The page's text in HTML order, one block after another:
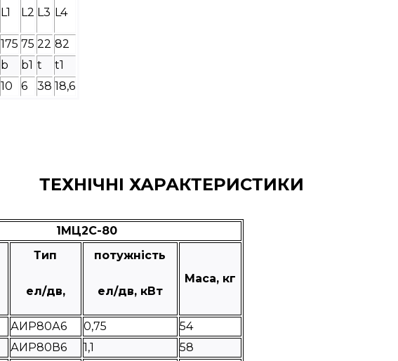
L1 L2 L3 L4
175 75 22 82
b b1 t
t1
10 6 38 18,6
ТЕХНІЧНІ ХАРАКТЕРИСТИКИ
1МЦ2С-80
Тип
ел/дв,
потужність
ел/дв, кВт
Маса, кг
АИР80А6 0,75
54
АИР80В6 1,1 58